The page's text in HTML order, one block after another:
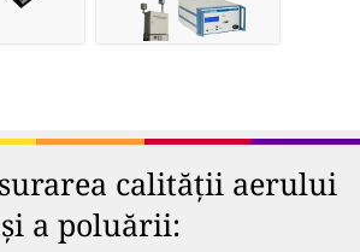
calității aerului
și a poluării: